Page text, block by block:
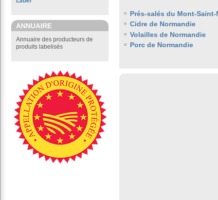
ANNUAIRE
Annuaire des producteurs de
produits labelisés
Prés-salés du Mont-
Cidre de Normandie
Volailles de Normandie
Porc de Normandie